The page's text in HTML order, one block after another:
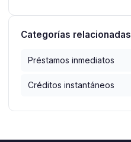
Categorías relacionadas
Préstamos inmediatos
Créditos instantáneos